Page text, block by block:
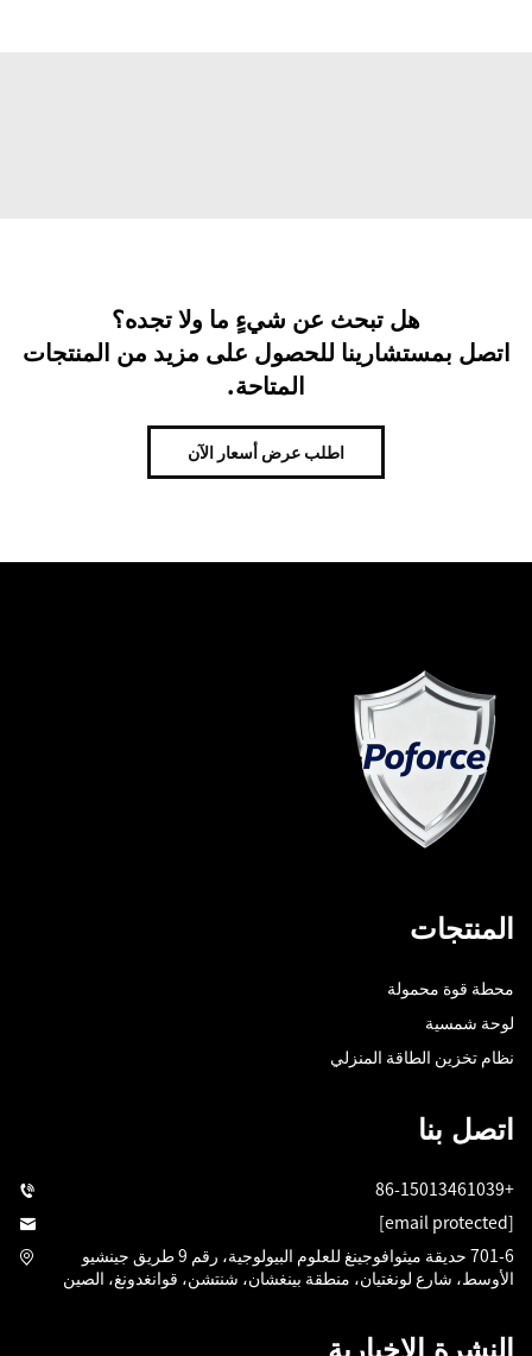
هل تبحث عن شيءٍ ما ولا تجده؟
اتصل بمستشارينا للحصول على مزيد من المنتجات
المتاحة.
اطلب عرض أسعار الآن
المنتجات
محطة قوة محمولة
لوحة شمسية
نظام تخزين الطاقة المنزلي
اتصل بنا
+86-15013461039
[email protected]
701-6 حديقة ميثوافوجينغ للعلوم البيولوجية، رقم 9 طريق جينشيو
الأوسط، شارع لونغتيان، منطقة بينغشان، شنتشن، قوانغدونغ، الصين
النشرة الإخبارية